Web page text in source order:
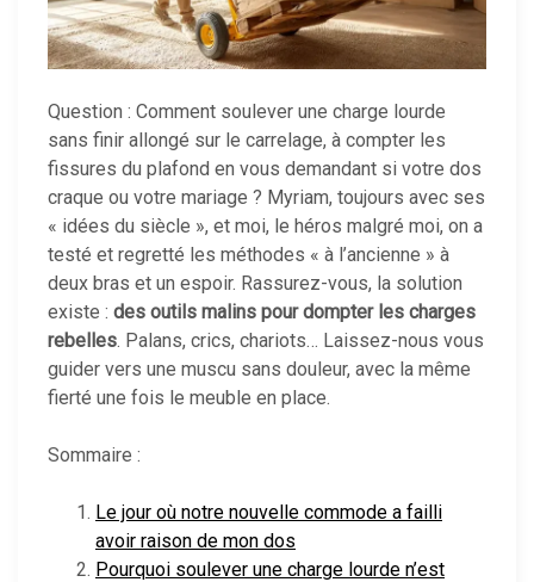
Question : Comment soulever une charge lourde
sans finir allongé sur le carrelage, à compter les
fissures du plafond en vous demandant si votre dos
craque ou votre mariage ? Myriam, toujours avec ses
« idées du siècle », et moi, le héros malgré moi, on a
testé et regretté les méthodes « à l’ancienne » à
deux bras et un espoir. Rassurez-vous, la solution
existe : des outils malins pour dompter les charges
rebelles. Palans, crics, chariots… Laissez-nous vous
guider vers une muscu sans douleur, avec la même
fierté une fois le meuble en place.
Sommaire :
Le jour où notre nouvelle commode a failli
avoir raison de mon dos
Pourquoi soulever une charge lourde n’est